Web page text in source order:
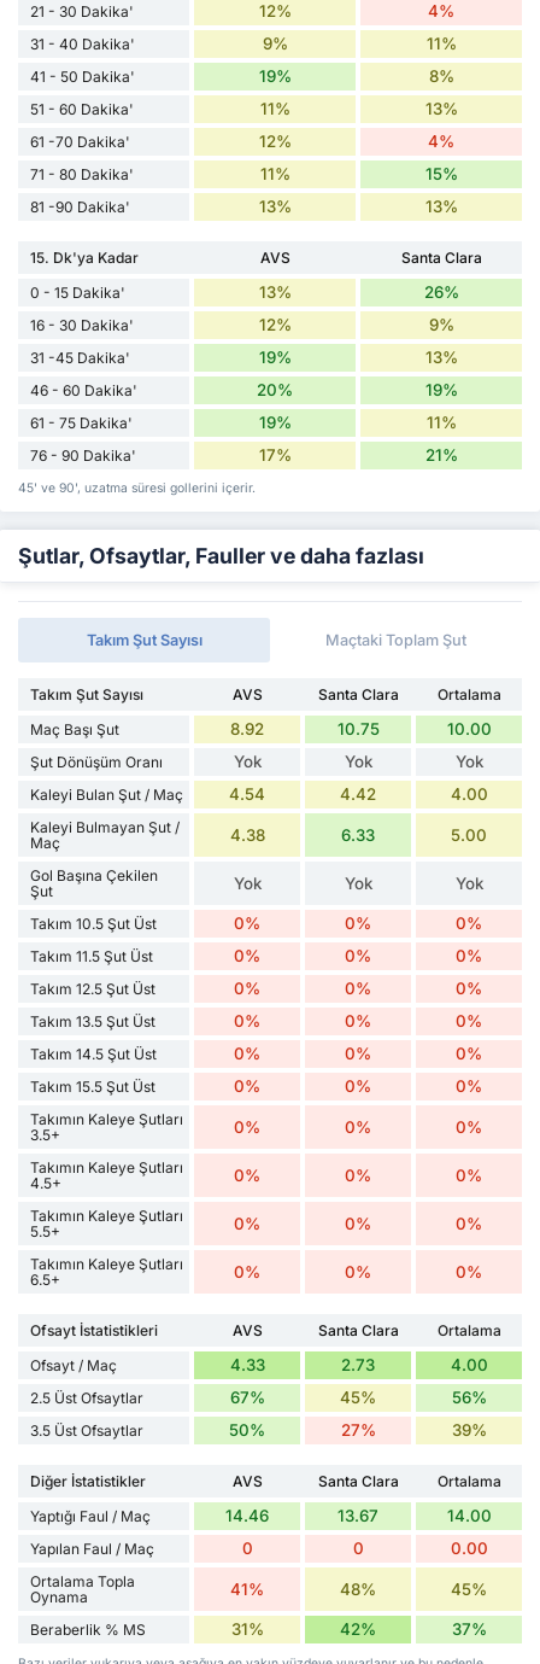
21 - 30 Dakika' 12% 4%
31 - 40 Dakika' 9% 11%
41 - 50 Dakika' 19% 8%
51 - 60 Dakika' 11% 13%
61 -70 Dakika' 12% 4%
71 - 80 Dakika' 11% 15%
81 -90 Dakika' 13% 13%
15. Dk'ya Kadar AVS
Santa Clara
0 - 15 Dakika'
13% 26%
16 - 30 Dakika' 12% 9%
31 -45 Dakika' 19% 13%
46 - 60 Dakika' 20% 19%
61 - 75 Dakika' 19% 11%
76 - 90 Dakika' 17% 21%
45' ve 90', uzatma süresi gollerini içerir.
Şutlar, Ofsaytlar, Fauller ve daha fazlası
Takım Şut Sayısı Maçtaki Toplam Şut
Takım Şut Sayısı AVS Santa Clara
Ortalama
Maç Başı Şut
8.92 10.75 10.00
Şut Dönüşüm Oranı Yok Yok Yok
Kaleyi Bulan Şut / Maç 4.54 4.42 4.00
Kaleyi Bulmayan Şut /
Maç
4.38 6.33 5.00
Gol Başına Çekilen
Şut
Yok Yok Yok
Takım 10.5 Şut Üst 0% 0% 0%
Takım 11.5 Şut Üst 0% 0% 0%
Takım 12.5 Şut Üst 0% 0% 0%
Takım 13.5 Şut Üst 0% 0% 0%
Takım 14.5 Şut Üst 0% 0% 0%
Takım 15.5 Şut Üst 0% 0% 0%
Takımın Kaleye Şutları
3.5+
0% 0% 0%
Takımın Kaleye Şutları
4.5+
0% 0% 0%
Takımın Kaleye Şutları
5.5+
0% 0% 0%
Takımın Kaleye Şutları
6.5+
0% 0% 0%
Ofsayt İstatistikleri AVS Santa Clara
Ortalama
Ofsayt / Maç
4.33 2.73 4.00
2.5 Üst Ofsaytlar 67% 45% 56%
3.5 Üst Ofsaytlar 50% 27% 39%
Diğer İstatistikler AVS Santa Clara
Ortalama
Yaptığı Faul / Maç
14.46 13.67 14.00
Yapılan Faul / Maç 0 0 0.00
Ortalama Topla
Oynama
41% 48% 45%
Beraberlik % MS 31% 42% 37%